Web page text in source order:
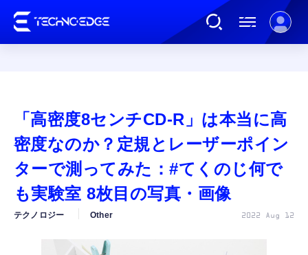
AI
ガジェット
「高密度8センチCD-R」は本当に高
密度なのか？定規とレーザーポイン
ターで測ってみた：#てくのじ何で
も実験室 8枚目の写真・画像
テクノロジー Other 2022 Aug 12